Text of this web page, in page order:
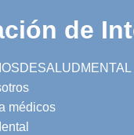
de
médicos